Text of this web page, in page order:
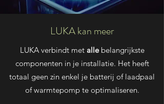
LUKA kan meer
LUKA verbindt met alle belangrijkste
componenten in je installatie. Het heeft
totaal geen zin enkel je batterij of laadpaal
of warmtepomp te optimaliseren.